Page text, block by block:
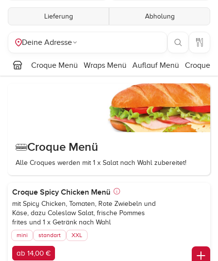
Lieferung Abholung
Deine Adresse
Croque Menü Wraps Menü Auflauf Menü Croque
Croque Menü
Alle Croques werden mit 1 x Salat nach Wahl zubereitet!
Croque Spicy Chicken Menü
mit Spicy Chicken, Tomaten, Rote Zwiebeln und
Käse, dazu Coleslaw Salat, frische Pommes
frites und 1 x Getränk nach Wahl
mini standart XXL
ab 14,00 €